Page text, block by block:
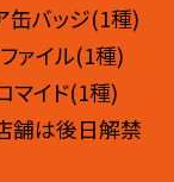
缶バッジ(1種)
ァイル(1種)
マイド(1種)
舗は後日解禁